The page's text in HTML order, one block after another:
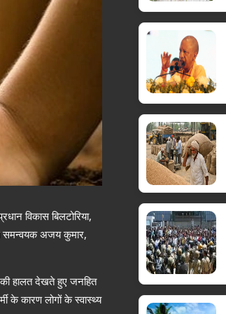
विकास बिलटोरिया,
समन्वयक अजय कुमार,
हालत देखते हुए जनहित
के कारण लोगों के स्वास्थ्य